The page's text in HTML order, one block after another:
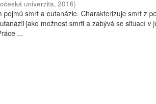
univerzita,2016)
pojmů smrt a eutanázie. Charakterizuje smrt z
jako možnost smrti a zabývá se situací v
...